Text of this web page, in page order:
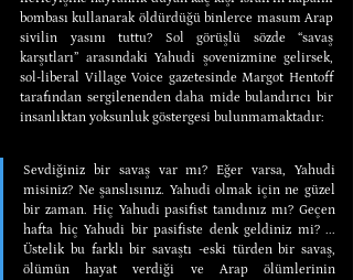
bombası kullanarak öldürdüğü binlerce masum Arap
sivilin yasını tuttu? Sol görüşlü sözde “savaş
karşıtları” arasındaki Yahudi şovenizmine gelirsek,
sol-liberal Village Voice gazetesinde Margot Hentoff
tarafından sergilenenden daha mide bulandırıcı bir
insanlıktan yoksunluk göstergesi bulunmamaktadır:
Sevdiğiniz bir savaş var mı? Eğer varsa, Yahudi
misiniz? Ne şanslısınız. Yahudi olmak için ne güzel
bir zaman. Hiç Yahudi pasifist tanıdınız mı? Geçen
hafta hiç Yahudi bir pasifiste denk geldiniz mi? ...
Üstelik bu farklı bir savaştı -eski türden bir savaş,
ölümün hayat verdiği ve Arap ölümlerinin